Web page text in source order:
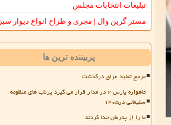
تبلیغات انتخابات مجلس
مستر گرین وال | مجری و طراح انواع دیوار سبز
پربیننده ترین ها
مرجع تقلید عراق درگذشت
ماهواره پارس ۲ در مدار قرار می گیرد پرتاب های منظومه
سلیمانی در۱۴۰۵
ما را از پدرمان جدا کردند